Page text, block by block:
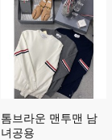
톰브라운 맨투맨 남
녀공용